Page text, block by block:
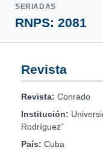
SERIADAS
RNPS: 2081
Revista
Revista: Conrado
Institución:
Rodríguez”
País: Cuba